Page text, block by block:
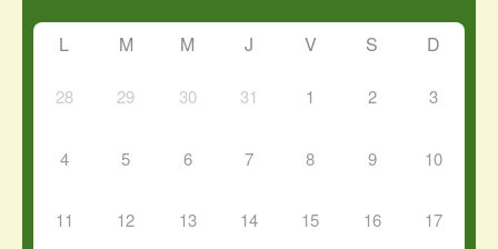
L M M J V S D
28 29 30 31 1 2 3
4 5 6 7 8 9 10
11 12 13 14 15 16 17